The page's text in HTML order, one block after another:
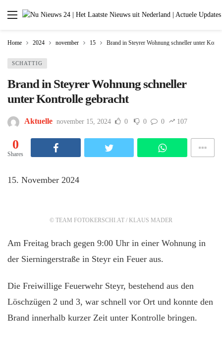
Home 2024 november 15 Brand in Steyrer Wohnung schneller unter
SCHATTIG
Brand in Steyrer Wohnung schneller
unter Kontrolle gebracht
Aktuelle november 15, 2024 0 0 0 107
0
Shares
15. November 2024
© TEAM FOTOKERSCHI.AT / KLAUS MADER
Am Freitag brach gegen 9:00 Uhr in einer Wohnung in
der Sierningerstraße in Steyr ein Feuer aus.
Die Freiwillige Feuerwehr Steyr, bestehend aus den
Löschzügen 2 und 3, war schnell vor Ort und konnte den
Brand innerhalb kurzer Zeit unter Kontrolle bringen.